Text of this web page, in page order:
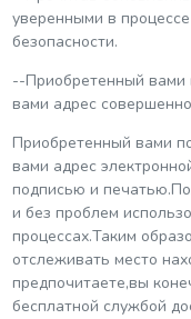
уверенными в
безопасности.
--Приобретенный вами
вами адрес
Приобретенный вами
вами адрес
подписью и
и без проблем
процессах.Таким
отслеживать место
предпочитаете,вы
бесплатной службой